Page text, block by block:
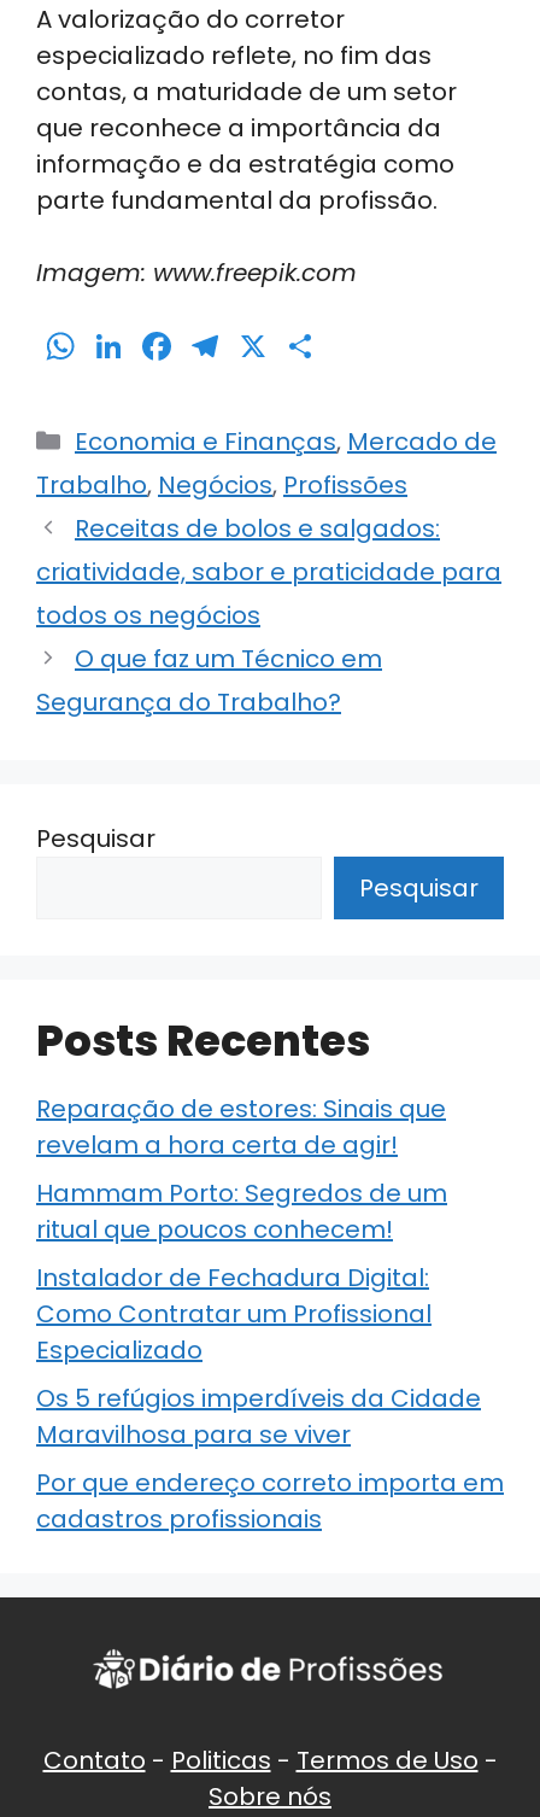
A valorização do corretor
especializado reflete, no fim das
contas, a maturidade de um setor
que reconhece a importância da
informação e da estratégia como
parte fundamental da profissão.
Imagem: www.freepik.com
W
a
ts
A
p
p
Li
k
e
dI
n
F
c
e
b
o
o
k
T
e
gr
a
m
X
ar
e
Categorias
Economia e Finanças, Mercado de
Trabalho, Negócios, Profissões
Receitas de bolos e salgados:
criatividade, sabor e praticidade para
todos os negócios
O que faz um Técnico em
Segurança do Trabalho?
Pesquisar
Pesquisar
Posts Recentes
Reparação de estores: Sinais que
revelam a hora certa de agir!
Hammam Porto: Segredos de um
ritual que poucos conhecem!
Instalador de Fechadura Digital:
Como Contratar um Profissional
Especializado
Os 5 refúgios imperdíveis da Cidade
Maravilhosa para se viver
Por que endereço correto importa em
cadastros profissionais
Contato - Politicas - Termos de Uso -
Sobre nós